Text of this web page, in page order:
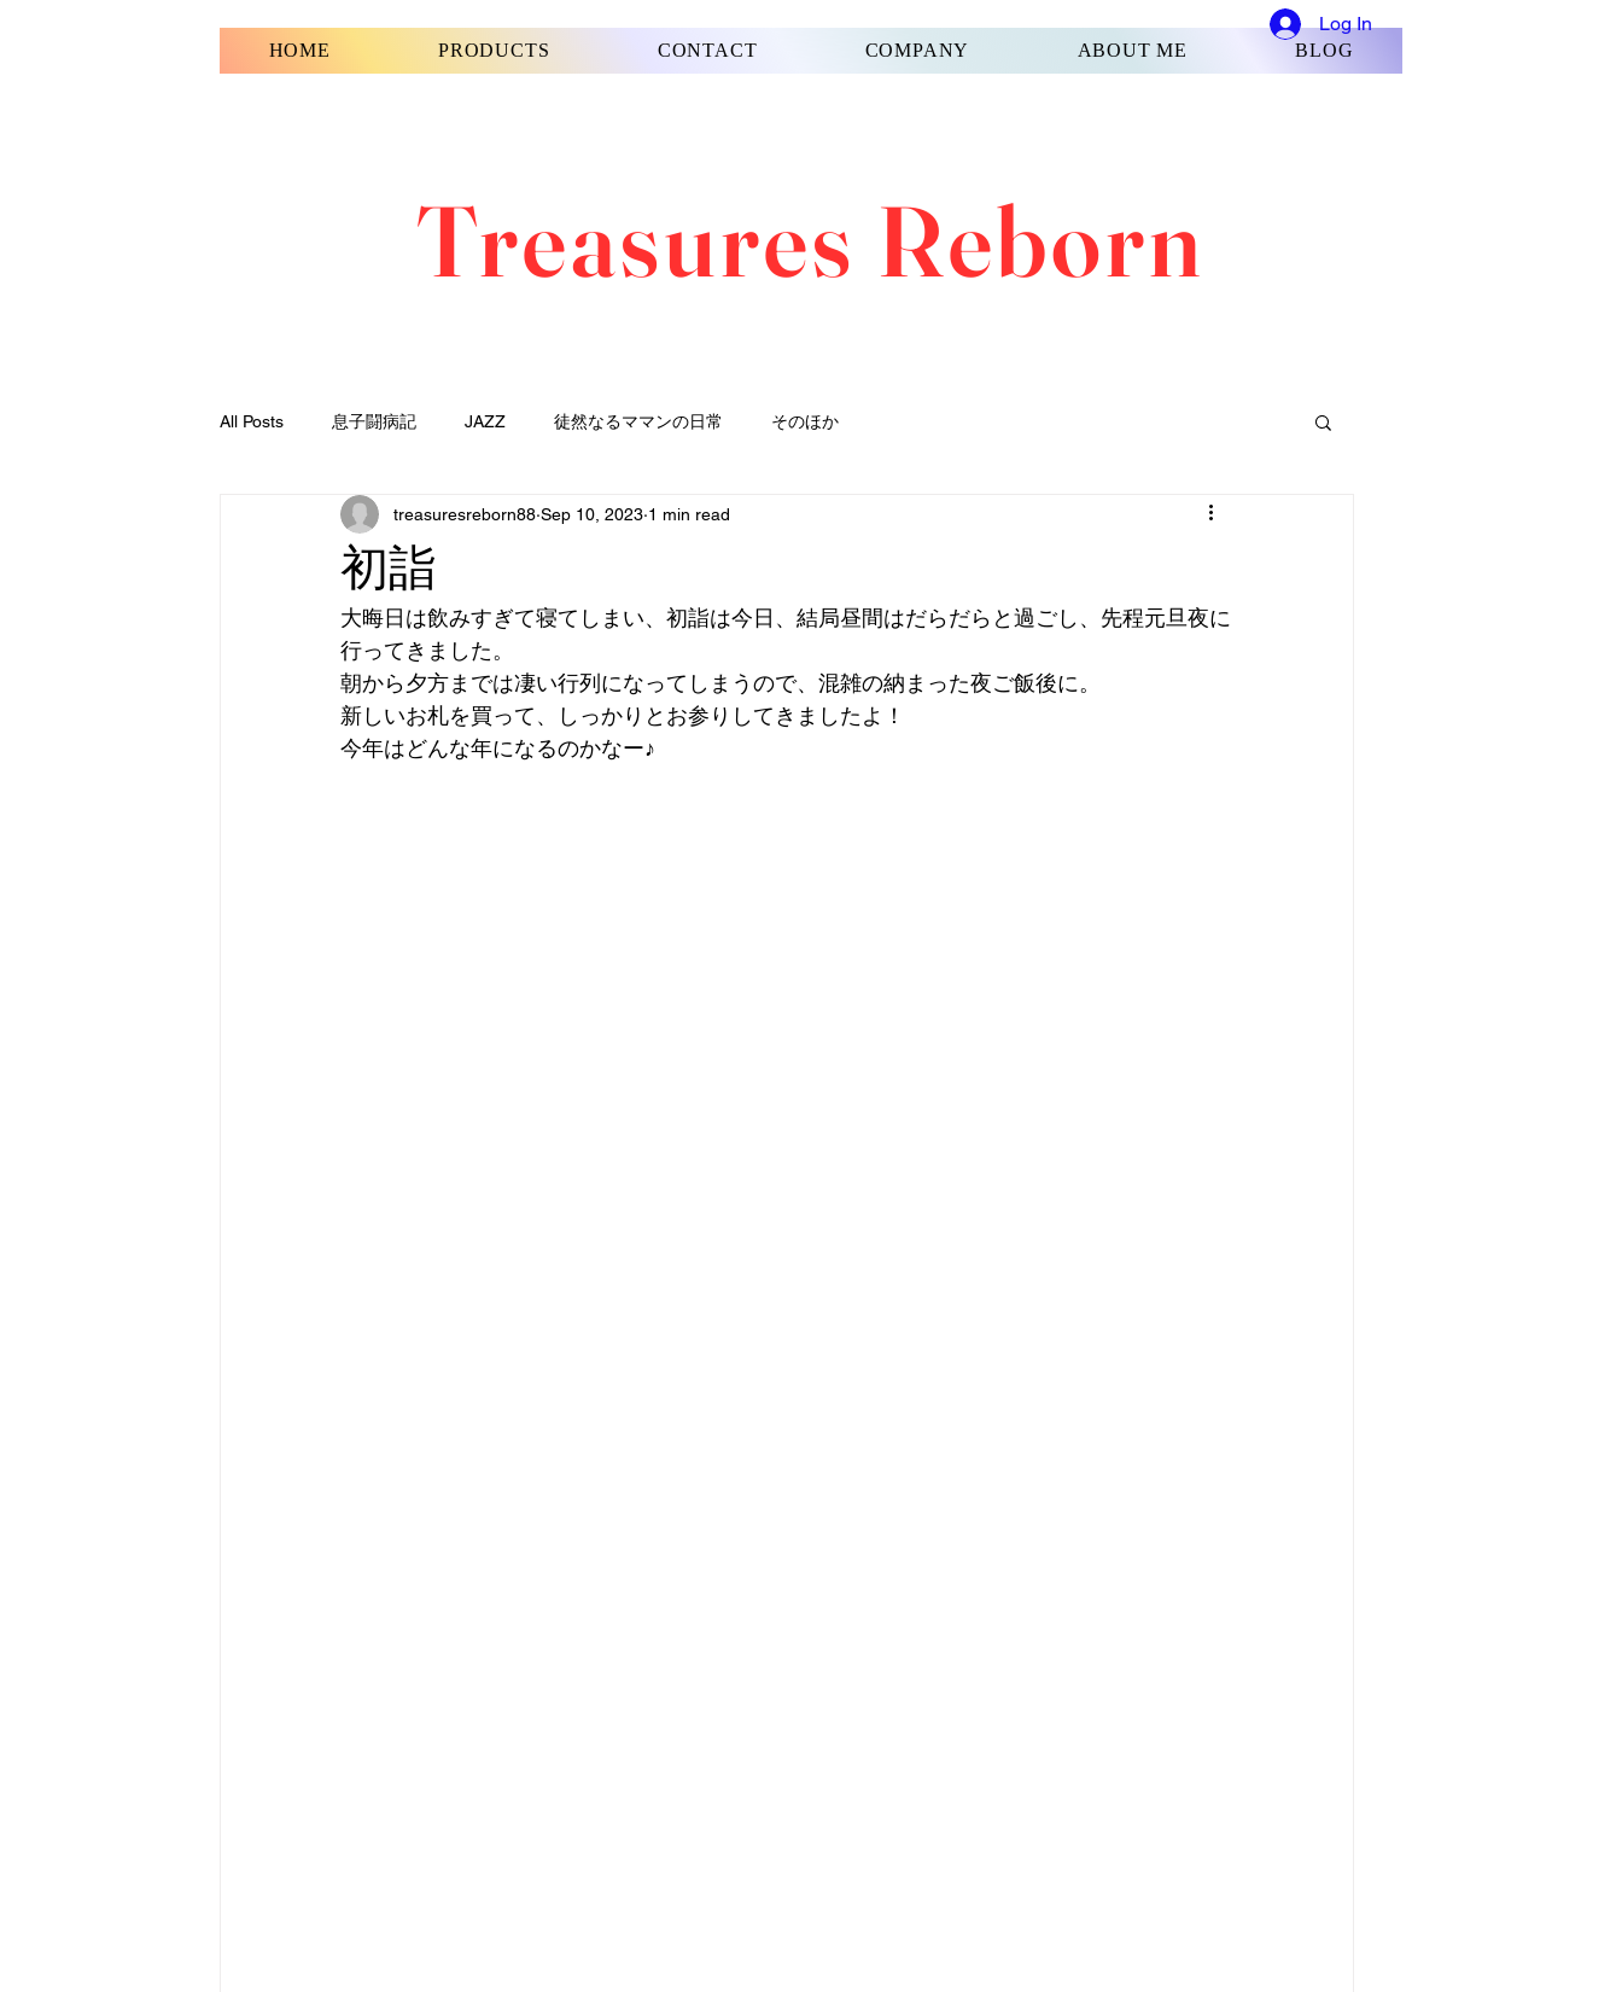
HOME PRODUCTS CONTACT COMPANY ABOUT ME BLOG
Treasures Reborn
Log In
All Posts 息子闘病記 JAZZ 徒然なるママンの日常 そのほか
初詣
treasuresreborn88 Sep 10, 2023 1 min read
大晦日は飲みすぎて寝てしまい、初詣は今日、結局昼間はだらだらと過ごし、先程元旦夜に
行ってきました。
朝から夕方までは凄い行列になってしまうので、混雑の納まった夜ご飯後に。
新しいお札を買って、しっかりとお参りしてきましたよ！
今年はどんな年になるのかなー♪